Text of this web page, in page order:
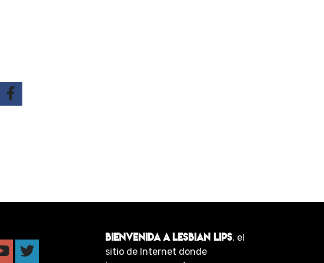
BIENVENIDA A LESBIAN LIPS, el
sitio de Internet donde